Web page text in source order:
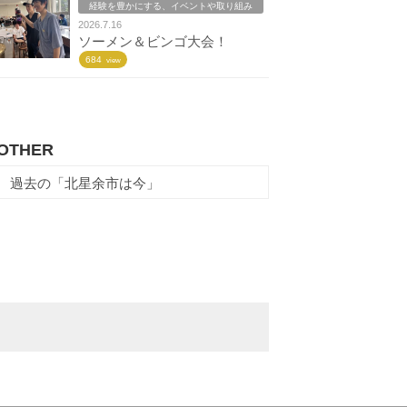
経験を豊かにする、イベントや取り組み
2026.7.16
ソーメン＆ビンゴ大会！
684 view
過去の「北星余市は今」